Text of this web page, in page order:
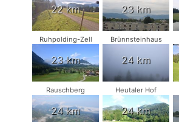
22 km 23 km
Ruhpolding-Zell
23 km
Brünnsteinhaus
24 km
Rauschberg
24 km
Heutaler Hof
24 km